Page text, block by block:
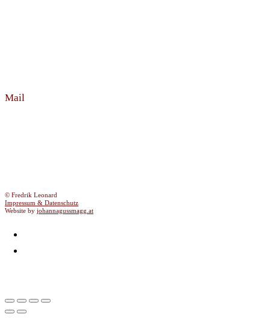
Mail
© Fredrik Leonard
Impressum & Datenschutz
Website by johannagussmagg.at